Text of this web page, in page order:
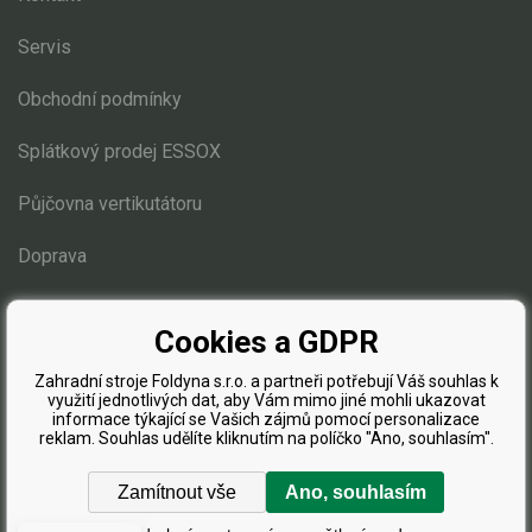
Servis
Obchodní podmínky
Splátkový prodej ESSOX
Půjčovna vertikutátoru
Doprava
Blog
Cookies a GDPR
Zahradní stroje Foldyna s.r.o. a partneři potřebují Váš souhlas k
využití jednotlivých dat, aby Vám mimo jiné mohli ukazovat
informace týkající se Vašich zájmů pomocí personalizace
reklam. Souhlas udělíte kliknutím na políčko "Ano, souhlasím".
Zamítnout vše Ano, souhlasím